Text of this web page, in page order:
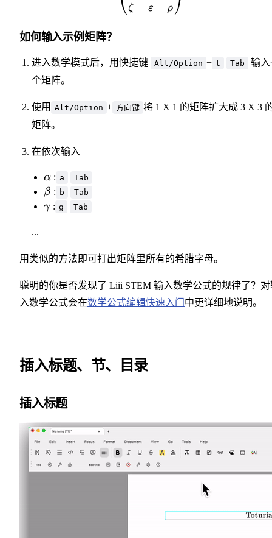
ζ
ε
ρ
如何输入示例矩阵？
进入数学模式后，用快捷键 Alt/Option + t Tab
输入
个矩阵。
使用 Alt/Option + 方向键 将 1 X 1 的矩阵扩大成 3 X 3
矩阵。
在依次输入
\alpha
α : a Tab
\beta
β : b Tab
\gamma
γ : g Tab
...
用类似的方法即可打出矩阵里所有的希腊字母。
聪明的你是否发现了 Liii STEM 输入数学公式的规律了？对
入数学公式会在数学公式编辑快速入门 中更详细地说明。
插入标题、节、目录
插入标题